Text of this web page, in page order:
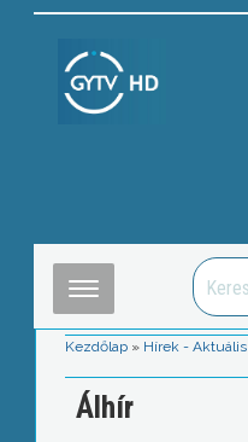
Kezdőlap » Hírek - Aktuális
Álhír